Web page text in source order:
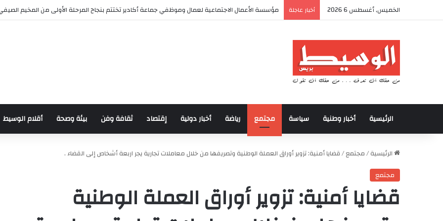
الخميس, أغسطس 6 2026 أخبار عاجلة مؤسسة الأعمال الاجتماعية لعمال وموظفي جماعة أكادير تختتم بنجاح المرحلة الأولى من المخيم
الرئيسية أخبار وطنية سياسة مجتمع رياضة أخبار دولية إقتصاد ثقافة وفن بيئة وصحة أقلام الوسيط
الرئيسية/مجتمع/قضايا أمنية: تزوير أوراق العملة الوطنية وتصريفها من خلال معاملات تجارية يجر اربعة أشخاص إلى القضاء .
مجتمع
قضايا أمنية: تزوير أوراق العملة الوطنية